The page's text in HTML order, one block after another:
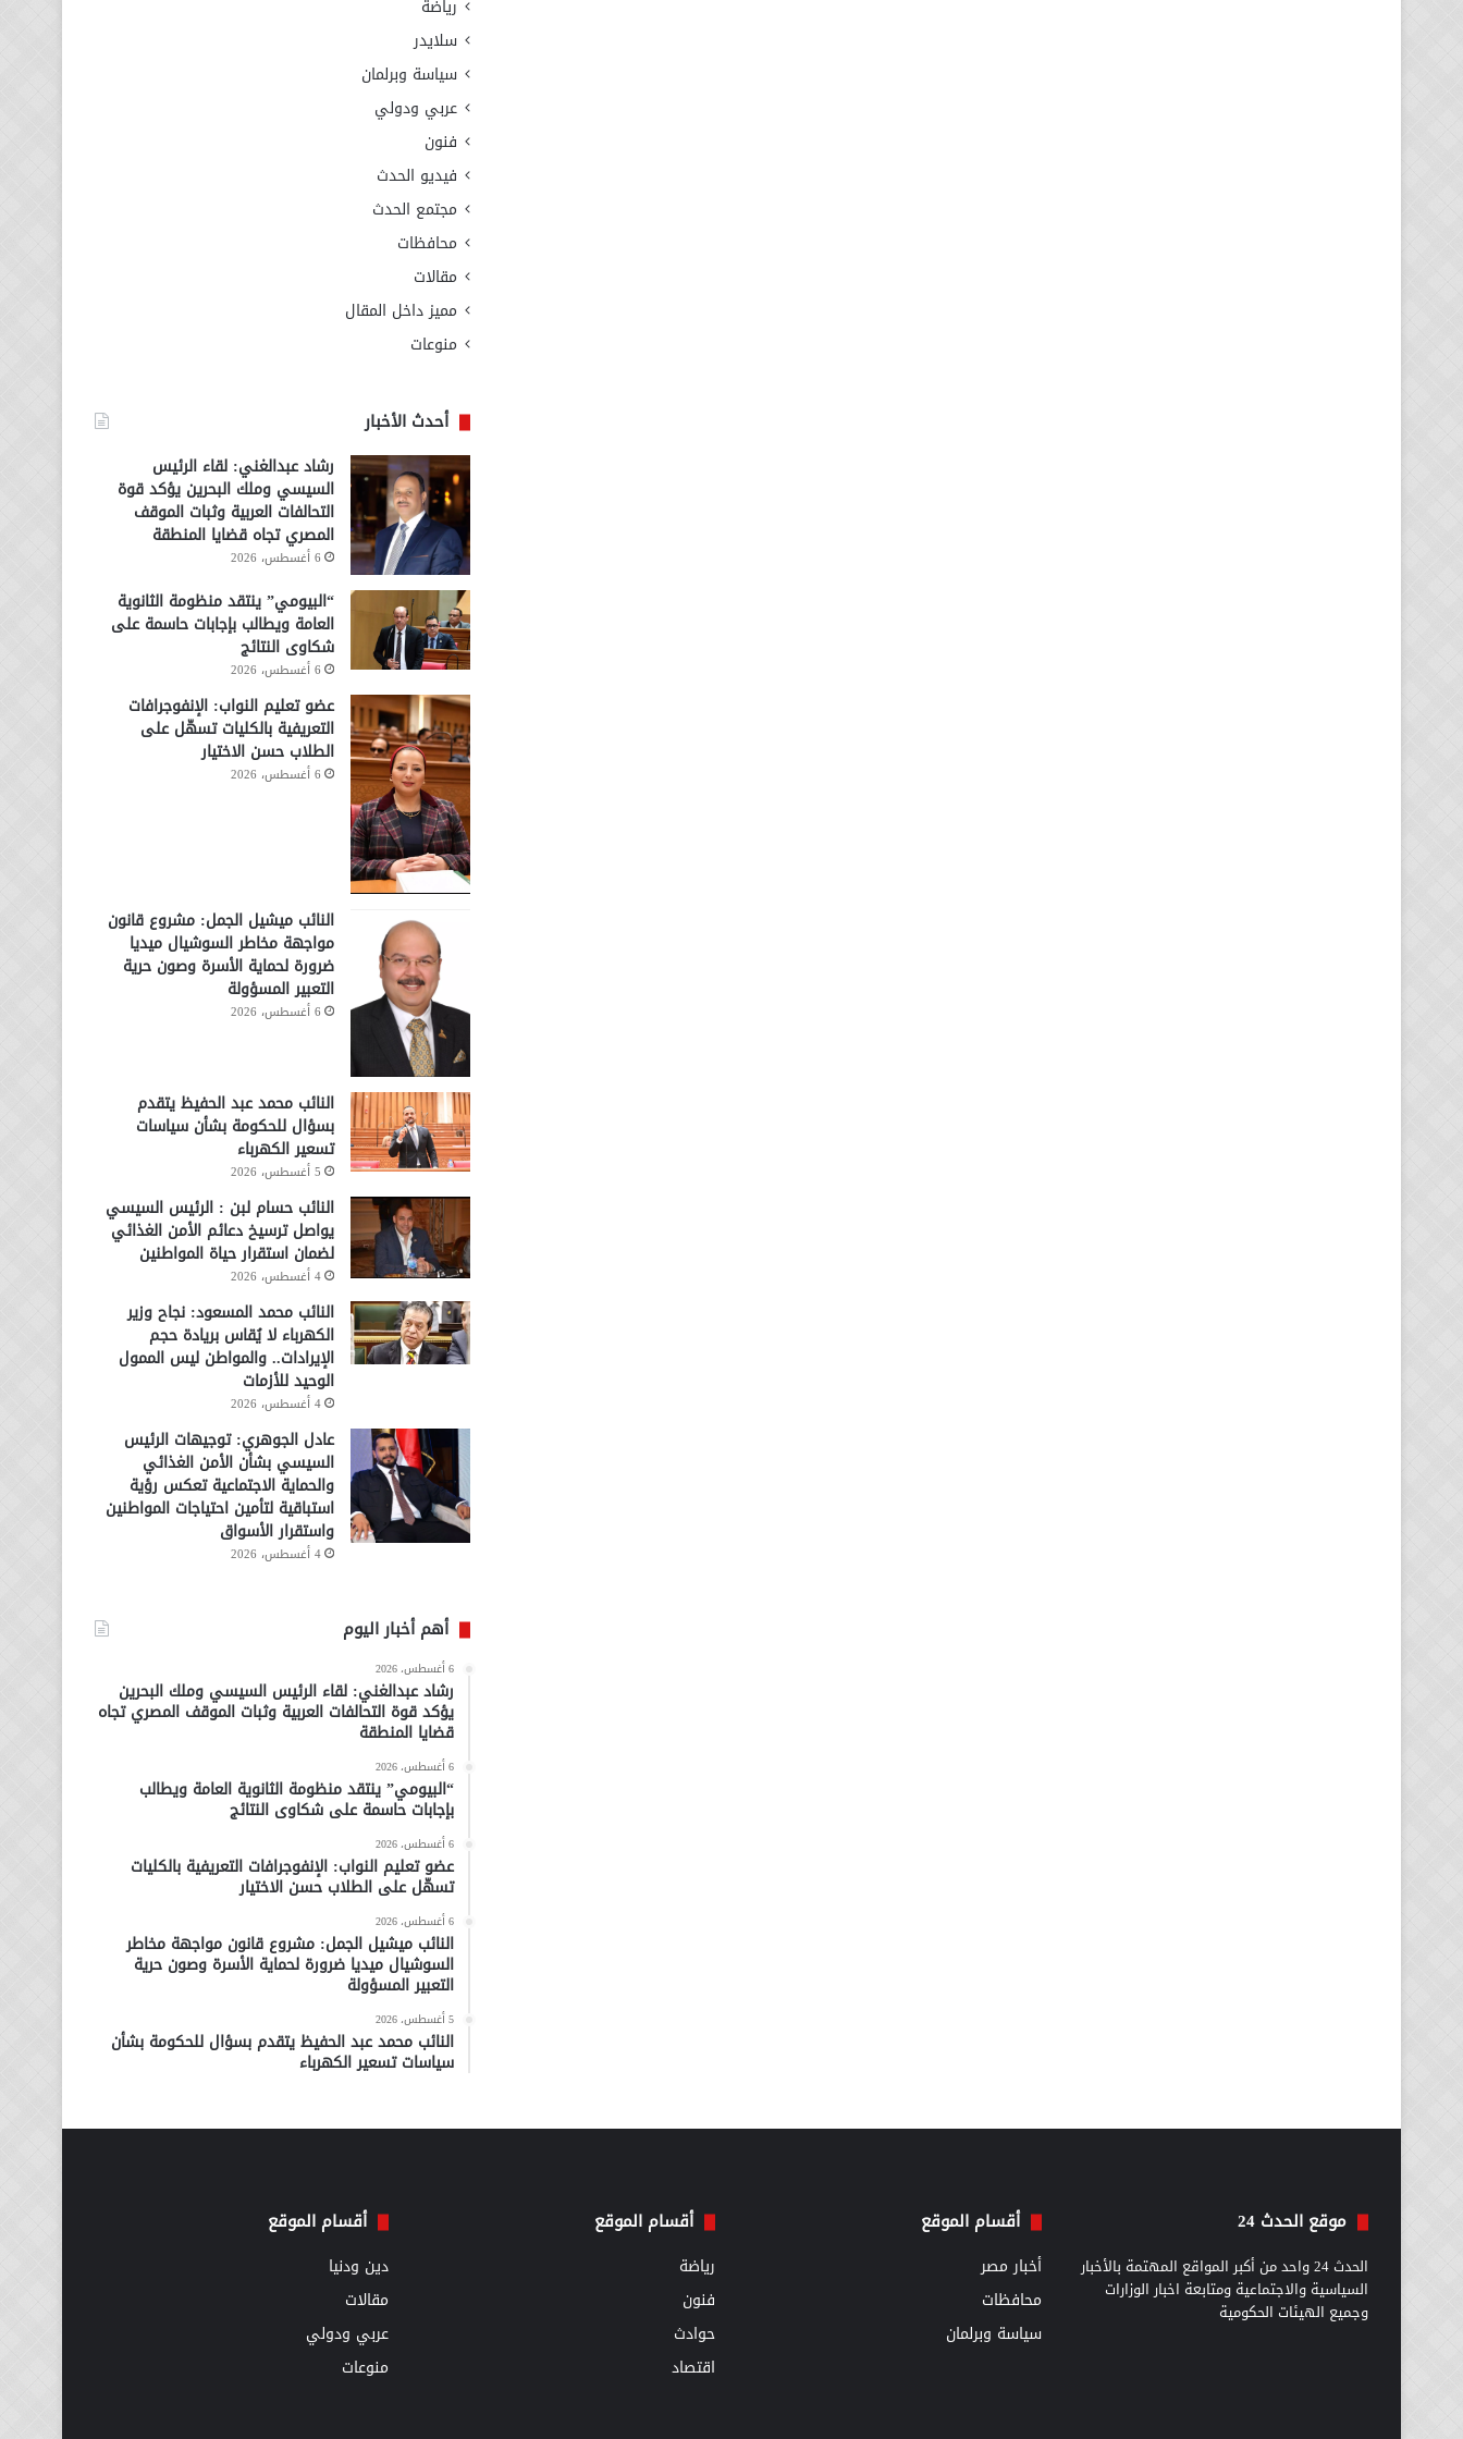
رياضة
سلايدر
سياسة وبرلمان
عربي ودولي
فنون
فيديو الحدث
مجتمع الحدث
محافظات
مقالات
مميز داخل المقال
منوعات
أحدث الأخبار
رشاد عبدالغني: لقاء الرئيس
السيسي وملك البحرين يؤكد قوة
التحالفات العربية وثبات الموقف
المصري تجاه قضايا المنطقة
6 أغسطس، 2026
“البيومي” ينتقد منظومة الثانوية
العامة ويطالب بإجابات حاسمة على
شكاوى النتائج
6 أغسطس، 2026
عضو تعليم النواب: الإنفوجرافات
التعريفية بالكليات تسهّل على
الطلاب حسن الاختيار
6 أغسطس، 2026
النائب ميشيل الجمل: مشروع قانون
مواجهة مخاطر السوشيال ميديا
ضرورة لحماية الأسرة وصون حرية
التعبير المسؤولة
6 أغسطس، 2026
النائب محمد عبد الحفيظ يتقدم
بسؤال للحكومة بشأن سياسات
تسعير الكهرباء
5 أغسطس، 2026
النائب حسام لبن : الرئيس السيسي
يواصل ترسيخ دعائم الأمن الغذائي
لضمان استقرار حياة المواطنين
4 أغسطس، 2026
النائب محمد المسعود: نجاح وزير
الكهرباء لا يُقاس بريادة حجم
الإيرادات.. والمواطن ليس الممول
الوحيد للأزمات
4 أغسطس، 2026
عادل الجوهري: توجيهات الرئيس
السيسي بشأن الأمن الغذائي
والحماية الاجتماعية تعكس رؤية
استباقية لتأمين احتياجات المواطنين
واستقرار الأسواق
4 أغسطس، 2026
أهم أخبار اليوم
6 أغسطس، 2026
رشاد عبدالغني: لقاء الرئيس السيسي وملك البحرين
يؤكد قوة التحالفات العربية وثبات الموقف المصري تجاه
قضايا المنطقة
6 أغسطس، 2026
“البيومي” ينتقد منظومة الثانوية العامة ويطالب
بإجابات حاسمة على شكاوى النتائج
6 أغسطس، 2026
عضو تعليم النواب: الإنفوجرافات التعريفية بالكليات
تسهّل على الطلاب حسن الاختيار
6 أغسطس، 2026
النائب ميشيل الجمل: مشروع قانون مواجهة مخاطر
السوشيال ميديا ضرورة لحماية الأسرة وصون حرية
التعبير المسؤولة
5 أغسطس، 2026
النائب محمد عبد الحفيظ يتقدم بسؤال للحكومة بشأن
سياسات تسعير الكهرباء
موقع الحدث 24
الحدث 24 واحد من أكبر المواقع المهتمة بالأخبار
السياسية والاجتماعية ومتابعة اخبار الوزارات
وجميع الهيئات الحكومية
أقسام الموقع
أخبار مصر
محافظات
سياسة وبرلمان
أقسام الموقع
رياضة
فنون
حوادث
اقتصاد
أقسام الموقع
دين ودنيا
مقالات
عربي ودولي
منوعات